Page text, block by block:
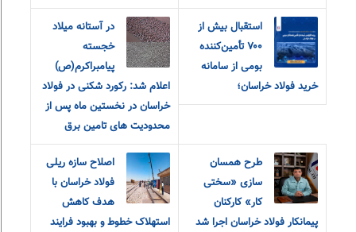
استقبال بیش از
۷۰۰ تأمین‌کننده
بومی از سامانه
خرید فولاد خراسان؛
در آستانه میلاد
خجسته
پیامبراکرم(ص)
اعلام شد: رکورد شکنی در فولاد
خراسان در نخستین ماه پس از
محدودیت های تامین برق
طرح همسان
سازی «سختی
کار» کارکنان
پیمانکار فولاد خراسان اجرا شد
اصلاح سازه ریلی
فولاد خراسان با
هدف کاهش
استهلاک خطوط و بهبود فرایند